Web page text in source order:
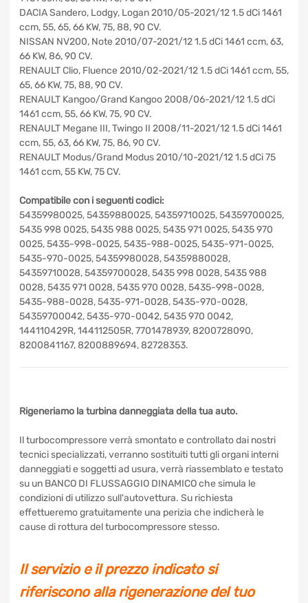
DACIA Sandero, Lodgy, Logan 2010/05-2021/12 1.5 dCi
1461 ccm, 55, 65, 66 KW, 75, 88, 90 CV.
NISSAN NV200, Note 2010/07-2021/12 1.5 dCi 1461 ccm,
63, 66 KW, 86, 90 CV.
RENAULT Clio, Fluence 2010/02-2021/12 1.5 dCi 1461 ccm,
55, 65, 66 KW, 75, 88, 90 CV.
RENAULT Kangoo/Grand Kangoo 2008/06-2021/12 1.5 dCi
1461 ccm, 55, 66 KW, 75, 90 CV.
RENAULT Megane III, Twingo II 2008/11-2021/12 1.5 dCi
1461 ccm, 55, 63, 66 KW, 75, 86, 90 CV.
RENAULT Modus/Grand Modus 2010/10-2021/12 1.5 dCi 75
1461 ccm, 55 KW, 75 CV.
Compatibile con i seguenti codici:
54359980025, 54359880025, 54359710025,
54359700025, 5435 998 0025, 5435 988 0025, 5435 971
0025, 5435 970 0025, 5435-998-0025, 5435-988-0025,
5435-971-0025, 5435-970-0025, 54359980028,
54359880028, 54359710028, 54359700028, 5435 998
0028, 5435 988 0028, 5435 971 0028, 5435 970 0028,
5435-998-0028, 5435-988-0028, 5435-971-0028, 5435-
970-0028, 54359700042, 5435-970-0042, 5435 970
0042, 144110429R, 144112505R, 7701478939,
8200728090, 8200841167, 8200889694, 82728353.
Rigeneriamo la turbina danneggiata della tua auto.
Il turbocompressore verrà smontato e controllato dai nostri
tecnici specializzati, verranno sostituiti tutti gli organi interni
danneggiati e soggetti ad usura, verrà riassemblato e
testato su un BANCO DI FLUSSAGGIO DINAMICO che
simula le condizioni di utilizzo sull'autovettura. Su richiesta
effettueremo gratuitamente una perizia che indicherà le
cause di rottura del turbocompressore stesso.
Il servizio e il prezzo indicato si
riferiscono alla rigenerazione del tuo